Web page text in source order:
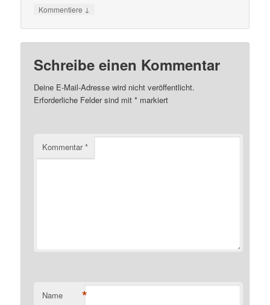
Kommentiere ↓
Schreibe einen Kommentar
Deine E-Mail-Adresse wird nicht veröffentlicht.
Erforderliche Felder sind mit* markiert
Kommentar*
Name *